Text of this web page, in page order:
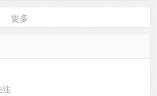
更多